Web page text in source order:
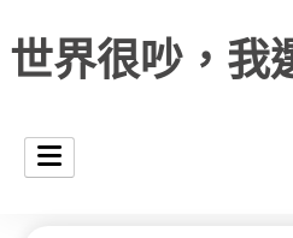
世界很吵，我